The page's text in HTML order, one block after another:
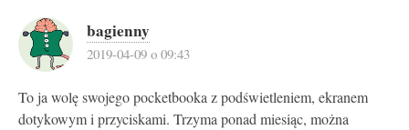
bagienny
2019-04-09 o 09:43
To ja wolę swojego pocketbooka z podświetleniem, ekranem
dotykowym i przyciskami. Trzyma ponad miesiąc, można